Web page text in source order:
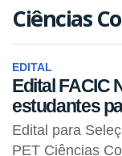
Ciências
EDITAL
Edital FACIC
estudantes
Edital para
PET Ciências